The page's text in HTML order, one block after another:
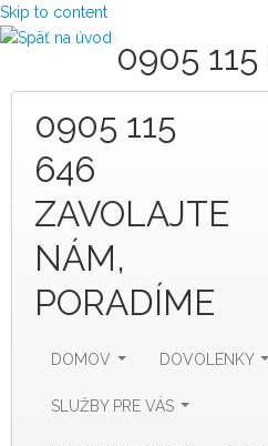
Skip to content
0905
0905 115
646
ZAVOLAJTE
NÁM,
PORADÍME
DOMOV DOVOLENKY
SLUŽBY PRE VÁS